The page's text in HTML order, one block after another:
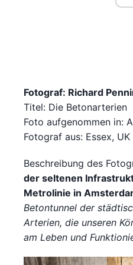
Fotograf: Richard
Titel: Die Betonarterien
Foto aufgenommen in:
Fotograf aus: Essex, UK
Beschreibung des
der seltenen
Metrolinie in
Betontunnel der
Arterien, die unseren
am Leben und